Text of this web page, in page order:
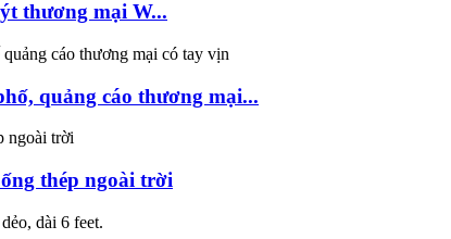
thương mại W...
quảng cáo thương mại...
thép ngoài trời